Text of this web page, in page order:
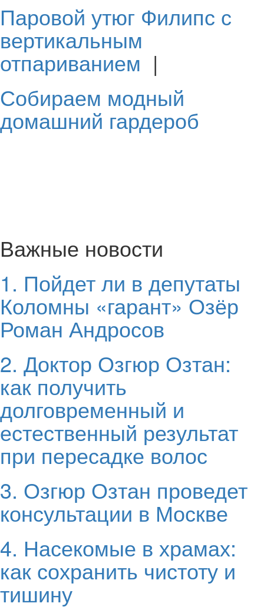
Паровой утюг Филипс с
вертикальным
отпариванием |
Собираем модный
домашний гардероб
Важные новости
1. Пойдет ли в депутаты
Коломны «гарант» Озёр
Роман Андросов
2. Доктор Озгюр Озтан:
как получить
долговременный и
естественный результат
при пересадке волос
3. Озгюр Озтан проведет
консультации в Москве
4. Насекомые в храмах:
как сохранить чистоту и
тишину